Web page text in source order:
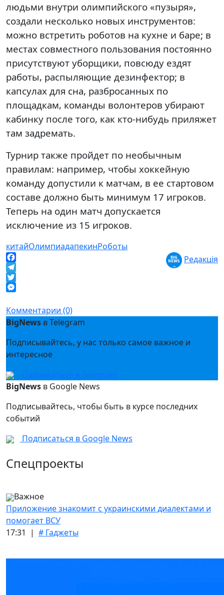
людьми внутри олимпийского «пузыря»,
создали несколько новых инструментов:
можно встретить роботов на кухне и баре; в
местах совместного пользования постоянно
присутствуют уборщики, повсюду ездят
работы, распыляющие дезинфектор; в
капсулах для сна, разбросанных по
площадкам, команды волонтеров убирают
кабинку после того, как кто-нибудь приляжет
там задремать.
Турнир также пройдет по необычным
правилам: например, чтобы хоккейную
команду допустили к матчам, в ее стартовом
составе должно быть минимум 17 игроков.
Теперь на один матч допускается
исключение из 15 игроков.
китайОлимпиадапекинРоботы
Facebook
Telegram
Twitter
Редакція
Комментарии (0)
BigNews в Telegram
Подписывайтесь, у нас только самое важное и
интересное
Подписаться в Telegram
BigNews в Google News
Подписывайтесь, чтобы быть в курсе последних
событий
Подписаться в Google News
Спецпроекты
Важное
Приложение знакомит с украинскими диалектами и
помогает ВСУ
17:31 | # Гаджеты